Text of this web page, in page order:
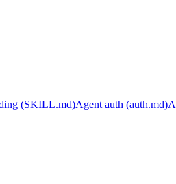
(SKILL.md)Agent auth (auth.md)